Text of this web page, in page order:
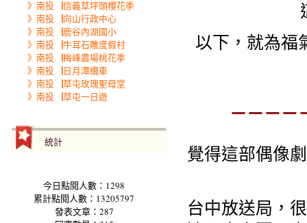
》南投▕信義草坪頭櫻花季
》南投▕向山行政中心
》南投▕鹿谷內湖國小
》南投▕牛耳石雕度假村
》南投▕梅峰農場桃花季
》南投▕日月潭纜車
》南投▕草屯玫瑰聖母堂
》南投▕草屯一日遊
統計
今日點閱人數：1298
累計點閱人數：13205797
發表文章：287
以下，就為福
－－－－
覺得這部偶像
台中放送局，